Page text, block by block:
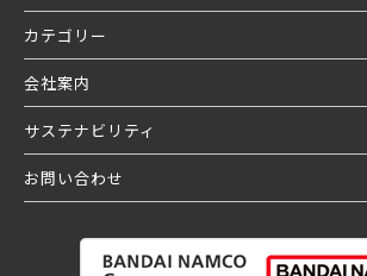
カテゴリー
会社案内
サステナビリティ
お問い合わせ